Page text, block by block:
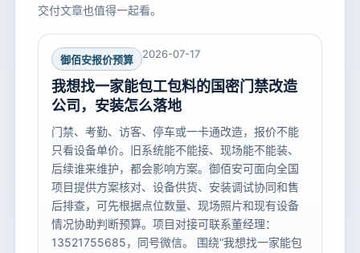
交付文章也值得一起看。
御佰安报价预算 2026-07-17
我想找一家能包工包料的国密门禁改造
公司，安装怎么落地
门禁、考勤、访客、停车或一卡通改造，报价不能
只看设备单价。旧系统能不能接、现场能不能装、
后续谁来维护，都会影响方案。御佰安可面向全国
项目提供方案核对、设备供货、安装调试协同和售
后排查，可先根据点位数量、现场照片和现有设备
情况协助判断预算。项目对接可联系董经理：
13521755685，同号微信。 围绕“我想找一家能包